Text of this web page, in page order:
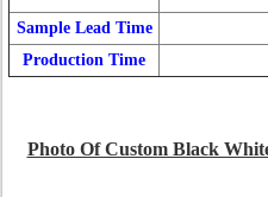
Sample Lead Time
Production Time
Photo Of Custom Black